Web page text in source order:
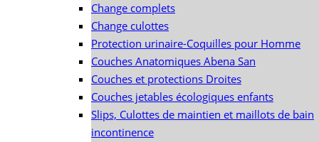
Change complets
Change culottes
Protection urinaire-Coquilles pour Homme
Couches Anatomiques Abena San
Couches et protections Droites
Couches jetables écologiques enfants
Slips, Culottes de maintien et maillots de bain
incontinence